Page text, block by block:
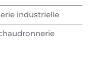
industrielle